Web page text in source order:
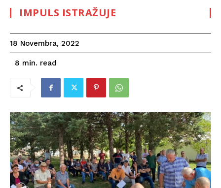
IMPULS ISTRAŽUJE
18 Novembra, 2022
8 min. read